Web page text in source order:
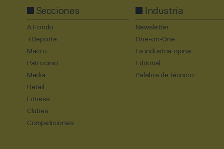
Secciones
A Fondo
+Deporte
Macro
Patrocinio
Media
Retail
Fitness
Clubes
Competiciones
Industria
Newsletter
One-on-One
La industria opina
Editorial
Palabra de técnico